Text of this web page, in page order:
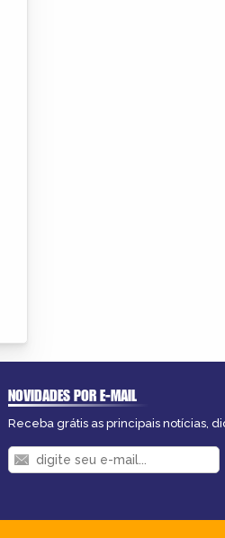
NOVIDADES POR E-MAIL
Receba grátis as principais notícias,